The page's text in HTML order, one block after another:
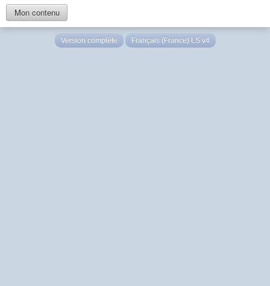
Mon contenu
Version complète Français (France) LS v4